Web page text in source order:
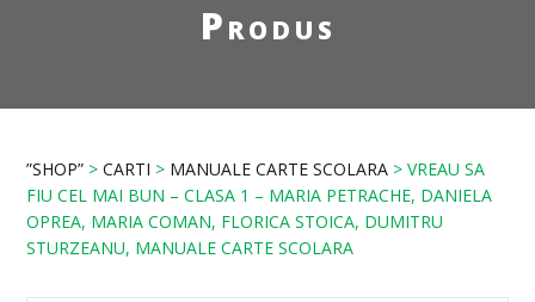
Produs
”SHOP” >CARTI > MANUALE CARTE SCOLARA > VREAU SA
FIU CEL MAI BUN – CLASA 1 – MARIA PETRACHE, DANIELA
OPREA, MARIA COMAN, FLORICA STOICA, DUMITRU
STURZEANU, MANUALE CARTE SCOLARA